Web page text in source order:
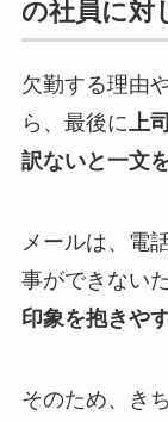
の社員に対
欠勤する理由
ら、最後に上
訳ないと一文
メールは、電
事ができない
印象を抱きや
そのため、き